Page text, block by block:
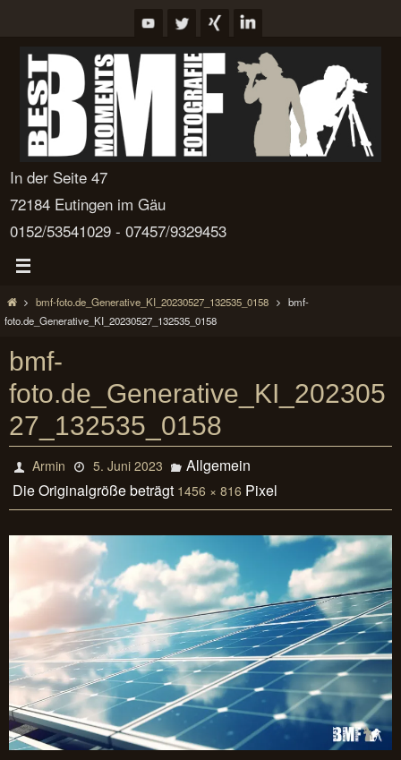
springen
In der Seite 47
72184 Eutingen im Gäu
0152/53541029 - 07457/9329453
Startbmf-foto.de_Generative_KI_20230527_132535_0158
bmf-
foto.de_Generative_KI_20230527_132535_0158
bmf-
foto.de_Generative_KI_202305
27_132535_0158
Armin 5. Juni 2023
Allgemein
Die Originalgröße beträgt 1456 × 816 Pixel